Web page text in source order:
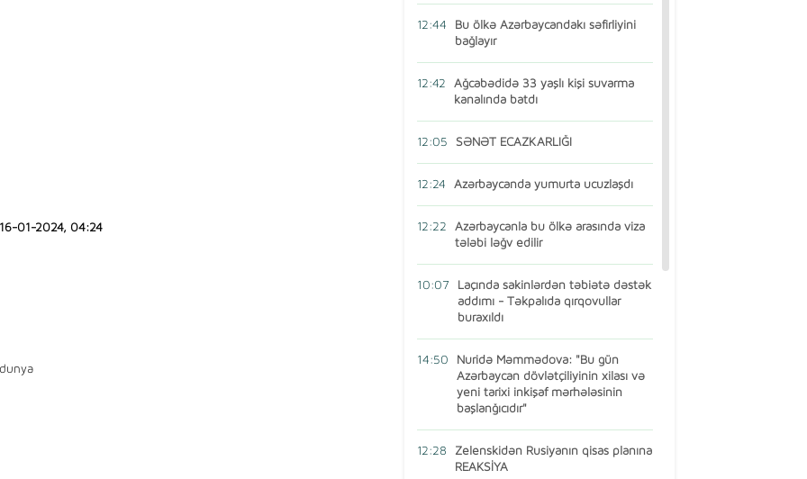
16-01-2024, 04:24
dunya
12:44
Bu ölkə Azərbaycandakı səfirliyini
bağlayır
12:42
Ağcabədidə 33 yaşlı kişi suvarma
kanalında batdı
12:05 SƏNƏT ECAZKARLIĞI
12:24 Azərbaycanda yumurta ucuzlaşdı
12:22
Azərbaycanla bu ölkə arasında viza
tələbi ləğv edilir
10:07
Laçında sakinlərdən təbiətə dəstək
addımı - Təkpalıda qırqovullar
buraxıldı
14:50
Nuridə Məmmədova: "Bu gün
Azərbaycan dövlətçiliyinin xilası və
yeni tarixi inkişaf mərhələsinin
başlanğıcıdır"
12:28
Zelenskidən Rusiyanın qisas planına
REAKSİYA